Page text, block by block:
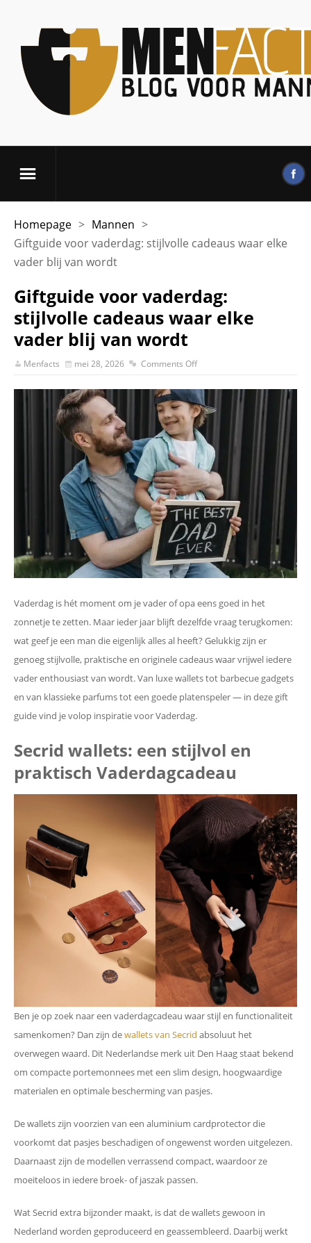
Homepage > Mannen >
Giftguide voor vaderdag: stijlvolle cadeaus waar elke
vader blij van wordt
Giftguide voor vaderdag:
stijlvolle cadeaus waar elke
vader blij van wordt
Menfacts mei 28, 2026 Comments Off
Vaderdag is hét moment om je vader of opa eens goed in het
zonnetje te zetten. Maar ieder jaar blijft dezelfde vraag terugkomen:
wat geef je een man die eigenlijk alles al heeft? Gelukkig zijn er
genoeg stijlvolle, praktische en originele cadeaus waar vrijwel iedere
vader enthousiast van wordt. Van luxe wallets tot barbecue gadgets
en van klassieke parfums tot een goede platenspeler — in deze gift
guide vind je volop inspiratie voor Vaderdag.
Secrid wallets: een stijlvol en
praktisch Vaderdagcadeau
Ben je op zoek naar een vaderdagcadeau waar stijl en functionaliteit
samenkomen? Dan zijn dewallets van Secrid absoluut het
overwegen waard. Dit Nederlandse merk uit Den Haag staat bekend
om compacte portemonnees met een slim design, hoogwaardige
materialen en optimale bescherming van pasjes.
De wallets zijn voorzien van een aluminium cardprotector die
voorkomt dat pasjes beschadigen of ongewenst worden uitgelezen.
Daarnaast zijn de modellen verrassend compact, waardoor ze
moeiteloos in iedere broek- of jaszak passen.
Wat Secrid extra bijzonder maakt, is dat de wallets gewoon in
Nederland worden geproduceerd en geassembleerd. Daarbij werkt